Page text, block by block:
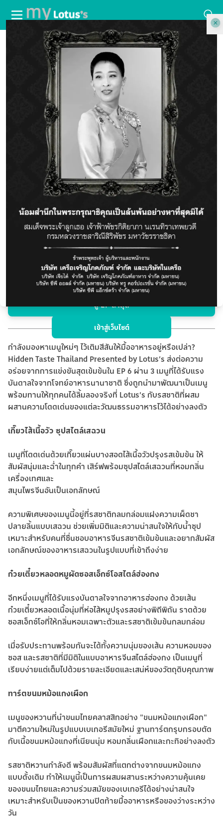
เข้าสู่เว็บไซต์
รีวิว 3 เมนูเด็ดจาก Hidden Taste Tha...
รีวิว 3 เมนูเด็ดจาก Hidden Taste
Thailand EP 6
31 Dec 26
เกี๊ยวไส้เนื้อวัว ซุปสไตล์เสฉวน ก๋วยเตี๋ยวหลอดหมูผัดซอสเอ็กซ์โอ
สไตล์ฮ่องกง และ ทาร์ตขนมหม้อแกงเผือก พร้อมชิมแล้วที่โลตัส
ดู EP ล่าสุด
กำลังมองหาเมนูใหม่ๆ ไว้เติมสีสันให้มื้ออาหารอยู่หรือเปล่า?
Hidden Taste Thailand Presented by Lotus’s ส่งต่อความ
อร่อยจากการแข่งขันสุดเข้มข้นใน EP 6 ผ่าน 3 เมนูที่ได้รับแรง
บันดาลใจจากโจทย์อาหารนานาชาติ ซึ่งถูกนำมาพัฒนาเป็นเมนู
พร้อมทานให้ทุกคนได้ลิ้มลองจริงที่ Lotus’s กับรสชาติที่ผสม
ผสานความโดดเด่นของแต่ละวัฒนธรรมอาหารไว้ได้อย่างลงตัว
เกี๊ยวไส้เนื้อวัว ซุปสไตล์เสฉวน
เมนูที่โดดเด่นด้วยเกี๊ยวแผ่นบางสอดไส้เนื้อวัวปรุงรสเข้มข้น ให้
สัมผัสนุ่มและฉ่ำในทุกคำ เสิร์ฟพร้อมซุปสไตล์เสฉวนที่หอมกลิ่น
เครื่องเทศและ
สมุนไพรจีนอันเป็นเอกลักษณ์
ความพิเศษของเมนูนี้อยู่ที่รสชาติกลมกล่อมแฝงความเผ็ดชา
ปลายลิ้นแบบเสฉวน ช่วยเพิ่มมิติและความน่าสนใจให้กับน้ำซุป
เหมาะสำหรับคนที่ชื่นชอบอาหารจีนรสชาติเข้มข้นและอยากสัมผัส
เอกลักษณ์ของอาหารเสฉวนในรูปแบบที่เข้าถึงง่าย
ก๋วยเตี๋ยวหลอดหมูผัดซอสเอ็กซ์โอสไตล์ฮ่องกง
อีกหนึ่งเมนูที่ได้รับแรงบันดาลใจจากอาหารฮ่องกง ด้วยเส้น
ก๋วยเตี๋ยวหลอดเนื้อนุ่มที่ห่อไส้หมูปรุงรสอย่างพิถีพิถัน ราดด้วย
ซอสเอ็กซ์โอที่ให้กลิ่นหอมเฉพาะตัวและรสชาติเข้มข้นกลมกล่อม
เมื่อรับประทานพร้อมกันจะได้ทั้งความนุ่มของเส้น ความหอมของ
ซอส และรสชาติที่มีมิติในแบบอาหารจีนสไตล์ฮ่องกง เป็นเมนูที่
เรียบง่ายแต่เต็มไปด้วยรายละเอียดและเสน่ห์ของวัตถุดิบคุณภาพ
ทาร์ตขนมหม้อแกงเผือก
เมนูของหวานที่นำขนมไทยคลาสสิกอย่าง "ขนมหม้อแกงเผือก"
มาตีความใหม่ในรูปแบบเบเกอรีสมัยใหม่ ฐานทาร์ตกรุบกรอบตัด
กับเนื้อขนมหม้อแกงที่เนียนนุ่ม หอมกลิ่นเผือกและกะทิอย่างลงตัว
รสชาติหวานกำลังดี พร้อมสัมผัสที่แตกต่างจากขนมหม้อแกง
แบบดั้งเดิม ทำให้เมนูนี้เป็นการผสมผสานระหว่างความคุ้นเคย
ของขนมไทยและความร่วมสมัยของเบเกอรีได้อย่างน่าสนใจ
เหมาะสำหรับเป็นของหวานปิดท้ายมื้ออาหารหรือของว่างระหว่าง
วัน